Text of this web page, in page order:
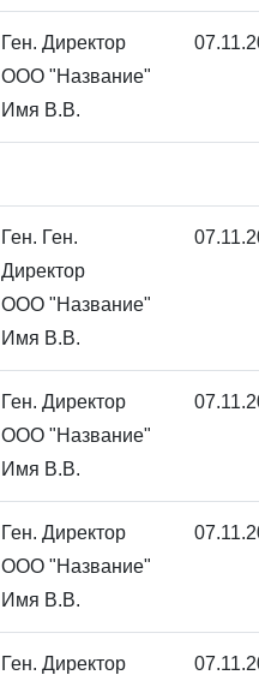
Ген. Директор
ООО "Название"
Имя В.В.
Ген. Ген.
Директор
ООО "Название"
Имя В.В.
Ген. Директор
ООО "Название"
Имя В.В.
Ген. Директор
ООО "Название"
Имя В.В.
Ген. Директор